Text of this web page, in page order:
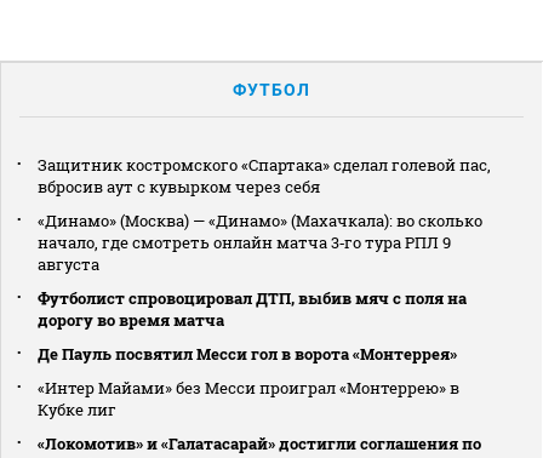
ФУТБОЛ
Защитник костромского «Спартака» сделал голевой пас,
вбросив аут с кувырком через себя
«Динамо» (Москва) — «Динамо» (Махачкала): во сколько
начало, где смотреть онлайн матча 3‑го тура РПЛ 9
августа
Футболист спровоцировал ДТП, выбив мяч с поля на
дорогу во время матча
Де Пауль посвятил Месси гол в ворота «Монтеррея»
«Интер Майами» без Месси проиграл «Монтеррею» в
Кубке лиг
«Локомотив» и «Галатасарай» достигли соглашения по